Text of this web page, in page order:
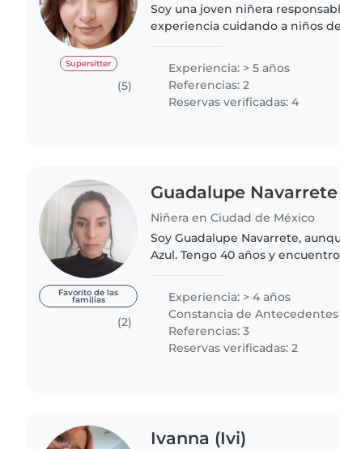
Supersitter
(5)
Soy una joven niñera
experiencia cuidando a niños
escolares. Tengo experiencia
Experiencia: > 5 años
Referencias: 2
Reservas verificadas: 4
Favorito de las
familias
(2)
Guadalupe Navarrete
Niñera en Ciudad de México
Soy Guadalupe Navarrete,
Azul. Tengo 40 años y
Experiencia: > 4 años
Constancia de Antecedentes
Referencias: 3
Reservas verificadas: 2
Ivanna (Ivi)